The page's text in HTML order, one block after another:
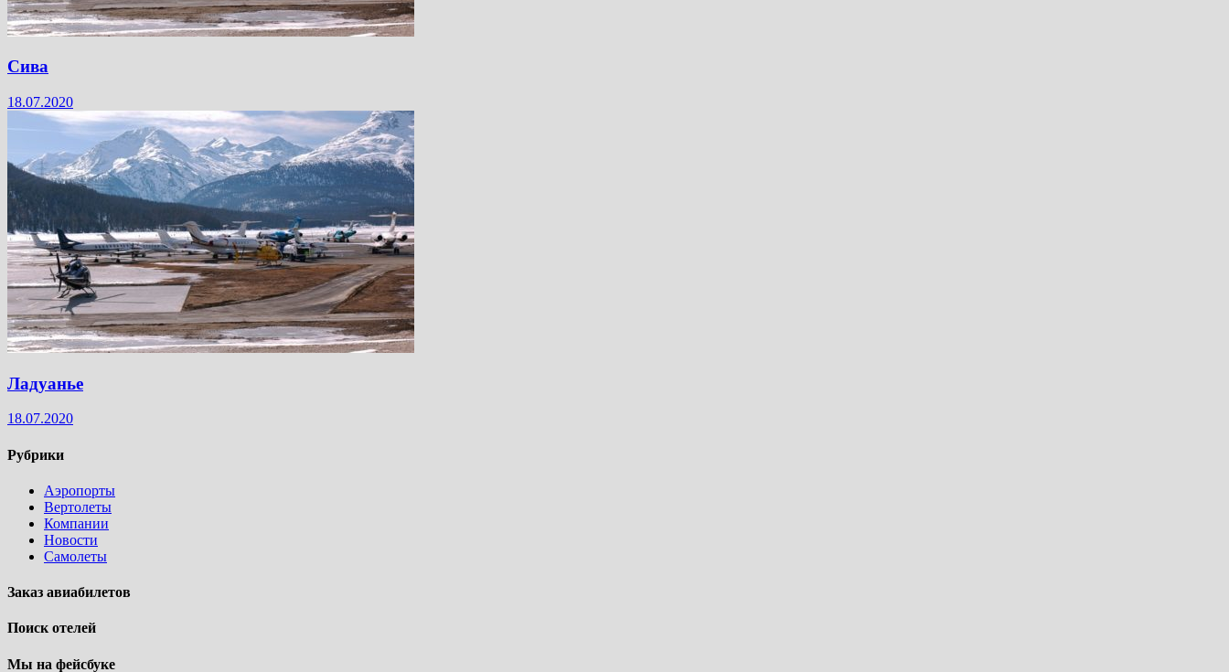
Сива
18.07.2020
Ладуанье
18.07.2020
Рубрики
Аэропорты
Вертолеты
Компании
Новости
Самолеты
Заказ авиабилетов
Поиск отелей
Мы на фейсбуке